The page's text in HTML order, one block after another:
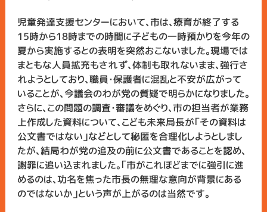
児童発達支援センターにおいて、市は、療育が終了する
15時から18時までの時間に子どもの一時預かりを今年の
夏から実施するとの表明を突然おこないました。現場では
まともな人員拡充もされず、体制も取れないまま、強行さ
れようとしており、職員・保護者に混乱と不安が広がって
いることが、今議会のわが党の質疑で明らかになりました。
さらに、この問題の調査・審議をめぐり、市の担当者が業務
上作成した資料について、こども未来局長が「その資料は
公文書ではない」などとして秘匿を合理化しようとしまし
たが、結局わが党の追及の前に公文書であることを認め、
謝罪に追い込まれました。「市がこれほどまでに強引に進
めるのは、功名を焦った市長の無理な意向が背景にある
のではないか」という声が上がるのは当然です。